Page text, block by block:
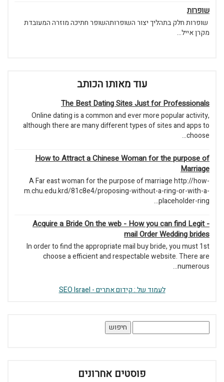
שופרות
שופרות חלק בתהליך יצור השופרותהשופר חתיכה מוזרה המעובדת
מקרן אייל...
עוד מאותו הכותב
The Best Dating Sites Just for Professionals
Online dating is a common and ever more popular activity,
although there are many different types of sites and apps to
choose...
How to Attract a Chinese Woman for the purpose of
Marriage
A Far east woman for the purpose of marriage http://how-
m.chu.edu.krd/81c8e4/proposing-without-a-ring-or-with-a-
placeholder-ring...
Acquire a Bride On the web - How you can find Legit -
mail Order Wedding brides
In order to find the appropriate mail buy bride, you must 1st
choose a efficient and respectable website. There are
numerous...
לעמוד של : קידום אתרים - SEO Israel
פוסטים אחרונים